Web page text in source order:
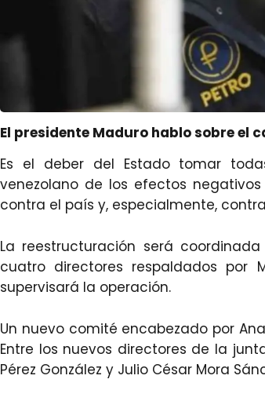
El presidente Maduro hablo sobre el
Es el deber del Estado tomar
venezolano de los efectos
contra el país y, especialmente,
La reestructuración será
cuatro directores respaldados por
supervisará la operación.
Un nuevo comité encabezado por
Entre los nuevos directores de la
Pérez González y Julio César Mora